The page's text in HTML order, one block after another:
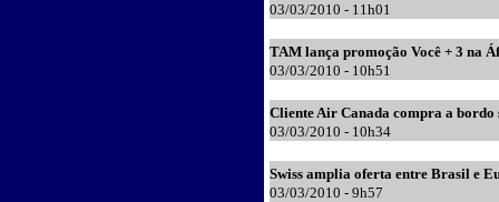
03/03/2010 - 11h01
TAM lança promoção Você + 3 na
03/03/2010 - 10h51
Cliente Air Canada compra a bordo
03/03/2010 - 10h34
Swiss amplia oferta entre Brasil e
03/03/2010 - 9h57